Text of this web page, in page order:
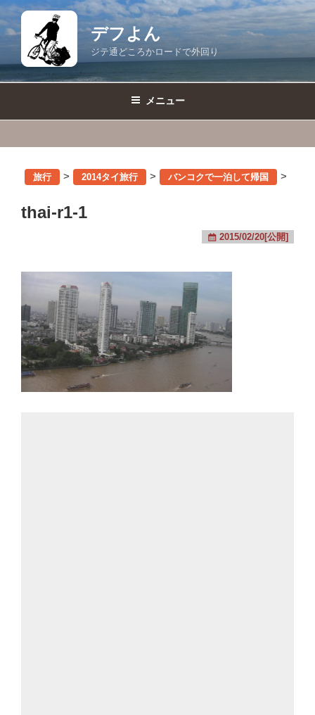
コ
ン
デフよん
ジテ通どころかロードで外回り
メニュー
旅行 > 2014タイ旅行 > バンコクで一泊して帰国 >
thai-r1-1
2015/02/20[公開]